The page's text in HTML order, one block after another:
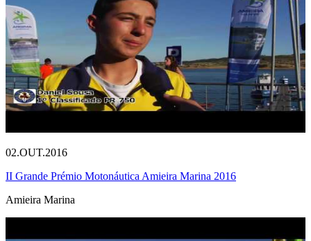
02.OUT.2016
II Grande Prémio Motonáutica Amieira Marina 2016
Amieira Marina